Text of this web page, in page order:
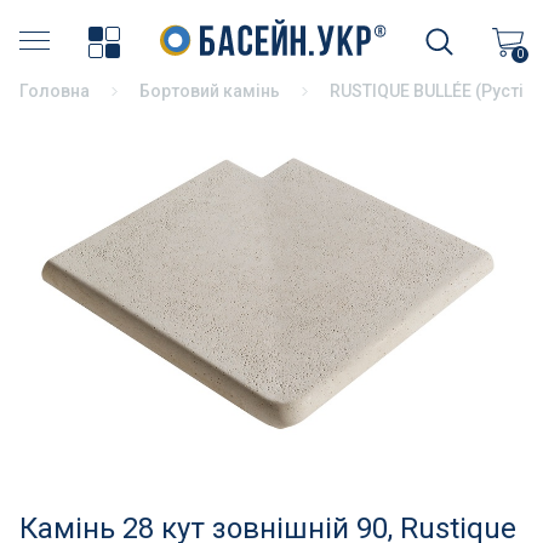
Хімія для басейну
Накриття басейнів
Аксесуари для басейнів
Бортовий камінь
Терасний камінь
Пилососи і аксесуари
0
Головна Бортовий камінь RUSTIQUE BULLÉE
Камінь 28 кут зовнішній 90, Rustique